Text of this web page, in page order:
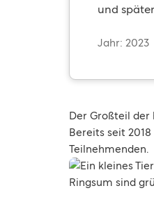
und
Jahr: 2023
Der Großteil der
Bereits seit
Teilnehmenden.